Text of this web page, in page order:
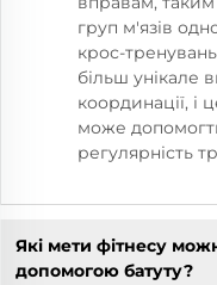
груп м'язів
крос-
більш унікале
координації, і
може
регулярність
Які мети фітнесу
допомогою батуту?